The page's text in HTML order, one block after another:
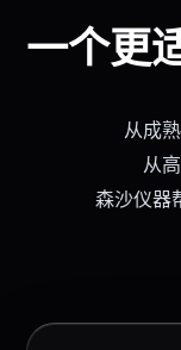
一个更
从成熟
从
森沙仪器